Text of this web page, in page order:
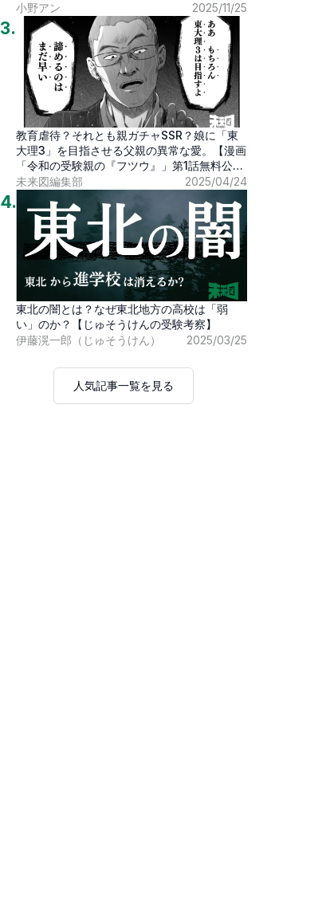
小野アン 2025/11/25
3.
教育虐待？それとも親ガチャSSR？娘に「東
大理3」を目指させる父親の異常な愛。【漫画
「令和の受験親の『フツウ』」第1話無料公
開】
未来図編集部 2025/04/24
4.
東北の闇とは？なぜ東北地方の高校は「弱
い」のか？【じゅそうけんの受験考察】
伊藤滉一郎（じゅそうけん）
2025/03/25
人気記事一覧を見る